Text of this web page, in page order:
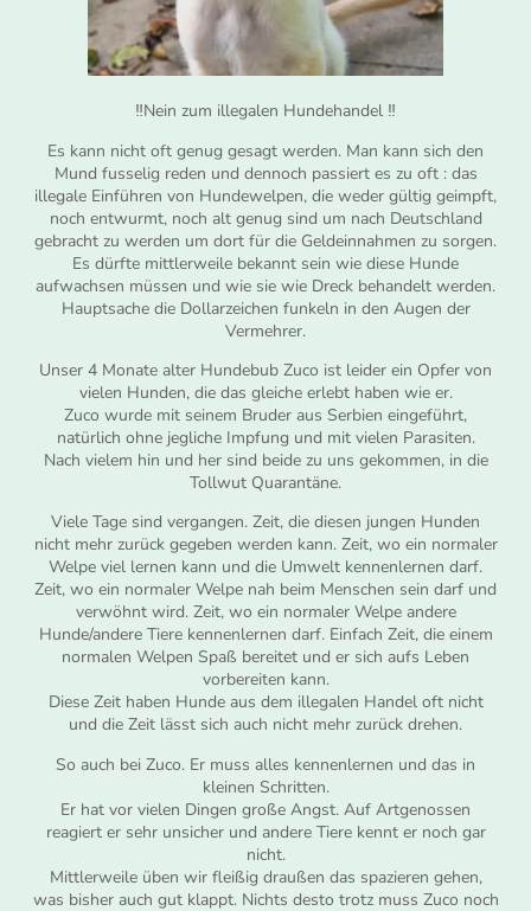
‼️Nein zum illegalen Hundehandel ‼️
Es kann nicht oft genug gesagt werden. Man kann sich den
Mund fusselig reden und dennoch passiert es zu oft : das
illegale Einführen von Hundewelpen, die weder gültig geimpft,
noch entwurmt, noch alt genug sind um nach Deutschland
gebracht zu werden um dort für die Geldeinnahmen zu sorgen.
Es dürfte mittlerweile bekannt sein wie diese Hunde
aufwachsen müssen und wie sie wie Dreck behandelt werden.
Hauptsache die Dollarzeichen funkeln in den Augen der
Vermehrer.
Unser 4 Monate alter Hundebub Zuco ist leider ein Opfer von
vielen Hunden, die das gleiche erlebt haben wie er.
Zuco wurde mit seinem Bruder aus Serbien eingeführt,
natürlich ohne jegliche Impfung und mit vielen Parasiten.
Nach vielem hin und her sind beide zu uns gekommen, in die
Tollwut Quarantäne.
Viele Tage sind vergangen. Zeit, die diesen jungen Hunden
nicht mehr zurück gegeben werden kann. Zeit, wo ein normaler
Welpe viel lernen kann und die Umwelt kennenlernen darf.
Zeit, wo ein normaler Welpe nah beim Menschen sein darf und
verwöhnt wird. Zeit, wo ein normaler Welpe andere
Hunde/andere Tiere kennenlernen darf. Einfach Zeit, die einem
normalen Welpen Spaß bereitet und er sich aufs Leben
vorbereiten kann.
Diese Zeit haben Hunde aus dem illegalen Handel oft nicht
und die Zeit lässt sich auch nicht mehr zurück drehen.
So auch bei Zuco. Er muss alles kennenlernen und das in
kleinen Schritten.
Er hat vor vielen Dingen große Angst. Auf Artgenossen
reagiert er sehr unsicher und andere Tiere kennt er noch gar
nicht.
Mittlerweile üben wir fleißig draußen das spazieren gehen,
was bisher auch gut klappt. Nichts desto trotz muss Zuco noch